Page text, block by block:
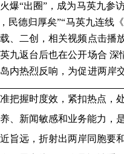
“出圈”，成为马英九参访
民德归厚矣”“马英九连线
、二创，相关视频点击播
九返台后也在公开场合
内热烈反响，为促进两岸
握时度效，紧扣热点，处
、新闻敏感和业务能力，
旨远，折射出两岸同胞要